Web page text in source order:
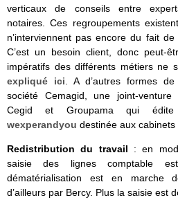
verticaux de conseils entre
notaires. Ces regroupements
n’interviennent pas encore du fait
C’est un besoin client, donc peut-
impératifs des différents métiers ne
expliqué ici . A d’autres formes
société Cemagid, une joint-venture
Cegid et Groupama qui édite
wexperandyou destinée aux cabinets
Redistribution du travail : en
saisie des lignes comptable
dématérialisation est en marche
d’ailleurs par Bercy. Plus la saisie est